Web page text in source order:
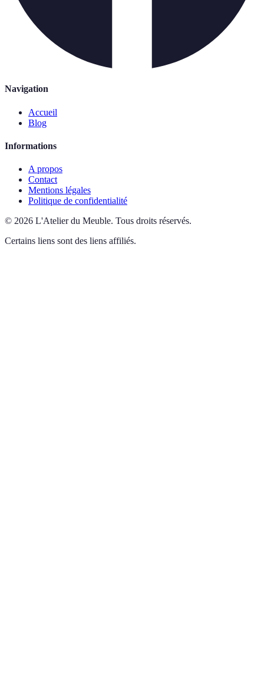
Navigation
Accueil
Blog
Informations
A propos
Contact
Mentions légales
Politique de confidentialité
© 2026 L'Atelier du Meuble. Tous droits réservés.
Certains liens sont des liens affiliés.